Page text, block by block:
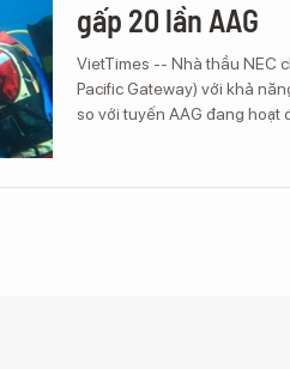
gấp 20 lần AAG
VietTimes -- Nhà thầu NEC
Pacific Gateway) với khả
so với tuyến AAG đang hoạt